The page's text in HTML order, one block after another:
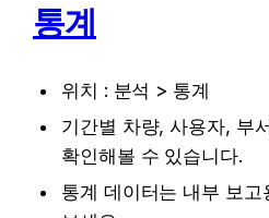
통계
위치 : 분석 > 통계
기간별 차량, 사용자, 부
확인해볼 수 있습니다.
통계 데이터는 내부 보